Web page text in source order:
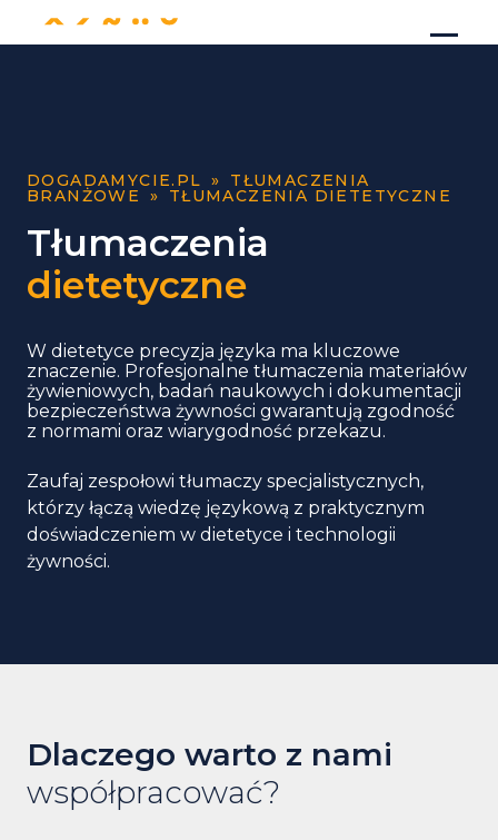
DOGADAMYCIE.PL » TŁUMACZENIA
BRANŻOWE » TŁUMACZENIA DIETETYCZNE
Tłumaczenia
dietetyczne
W dietetyce precyzja języka ma kluczowe
znaczenie. Profesjonalne tłumaczenia materiałów
żywieniowych, badań naukowych i dokumentacji
bezpieczeństwa żywności gwarantują zgodność
z normami oraz wiarygodność przekazu.
Zaufaj zespołowi tłumaczy specjalistycznych,
którzy łączą wiedzę językową z praktycznym
doświadczeniem w dietetyce i technologii
żywności.
Dlaczego warto z nami
współpracować?